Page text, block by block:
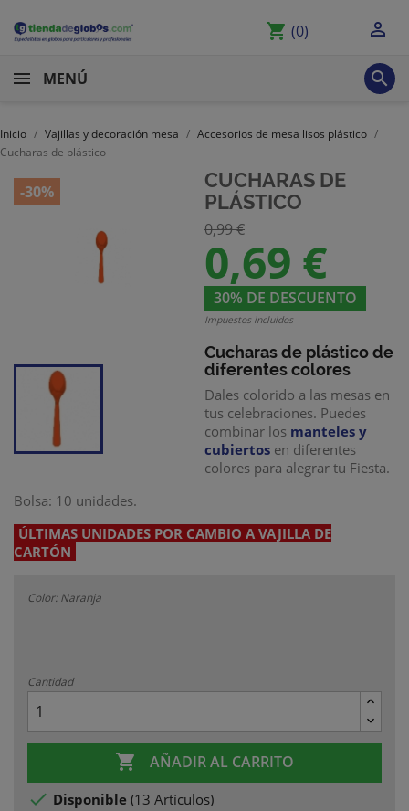
shopping_cart (0) 
MENÚ 
Inicio Vajillas y decoración mesa
Accesorios de mesa lisos plástico
Cucharas de plástico
-30%
CUCHARAS DE
PLÁSTICO
0,99 €
0,69 €
30% DE DESCUENTO
Impuestos incluidos
Cucharas de plásticode
diferentes colores
Dales colorido a las mesas en
tus celebraciones. Puedes
combinar los manteles y
cubiertos en diferentes
colores para alegrar tu Fiesta.
Bolsa: 10 unidades.
ÚLTIMAS UNIDADES POR CAMBIO A VAJILLA DE
CARTÓN
Color: Naranja
Cantidad
 AÑADIR AL CARRITO
 Disponible (13 Artículos)